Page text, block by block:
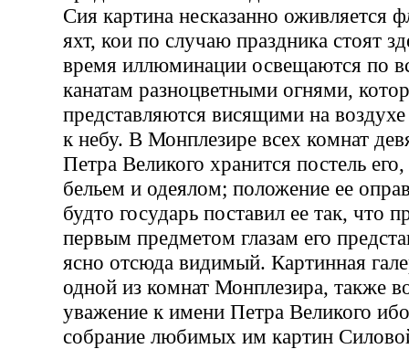
Сия картина несказанно оживляется
яхт, кои по случаю праздника стоят
время иллюминации освещаются по
канатам разноцветными огнями,
представляются висящими на
к небу. В Монплезире всех комнат
Петра Великого хранится постель
бельем и одеялом; положение ее
будто государь поставил ее так, что
первым предметом глазам его
ясно отсюда видимый. Картинная
одной из комнат Монплезира, также
уважение к имени Петра Великого
собрание любимых им картин